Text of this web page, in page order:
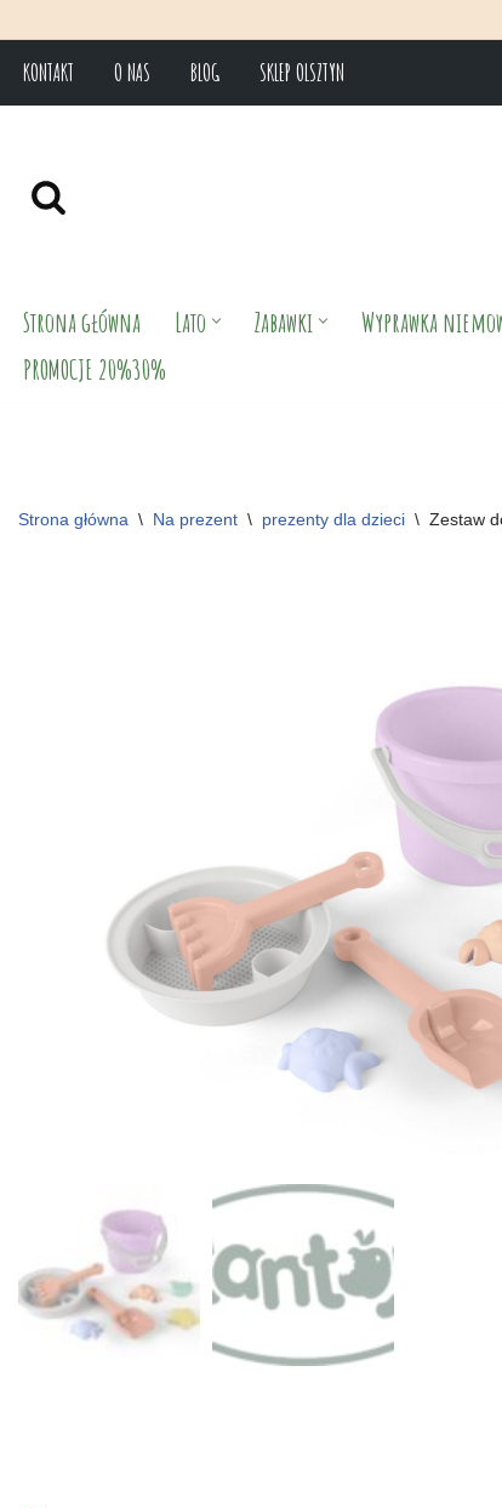
Przejdź
KONTAKT O NAS BLOG SKLEP OLSZTYN
Strona główna Lato Zabawki Wyprawka
PROMOCJE 20%30%
Strona główna \ Na prezent \ prezenty dla dzieci \ Zestaw